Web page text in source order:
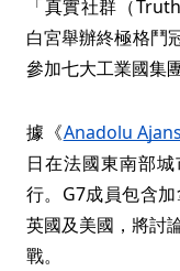
「真實社群（
白宮舉辦終極格鬥
參加七大工業國集
據《Anadolu
日在法國東南部
行。G7成員包含加
英國及美國，將討
戰。